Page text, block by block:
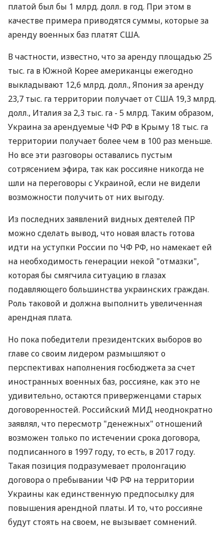
платой был бы 1 млрд. долл. в год. При этом в
качестве примера приводятся суммы, которые за
аренду военных баз платят США.
В частности, известно, что за аренду площадью 25
тыс. га в Южной Корее американцы ежегодно
выкладывают 12,6 млрд. долл., Япония за аренду
23,7 тыс. га территории получает от США 19,3 млрд.
долл., Италия за 2,3 тыс. га - 5 млрд. Таким образом,
Украина за арендуемые ЧФ РФ в Крыму 18 тыс. га
территории получает более чем в 100 раз меньше.
Но все эти разговоры оставались пустым
сотрясением эфира, так как россияне никогда не
шли на переговоры с Украиной, если не видели
возможности получить от них выгоду.
Из последних заявлений видных деятелей ПР
можно сделать вывод, что новая власть готова
идти на уступки России по ЧФ РФ, но намекает ей
на необходимость генерации некой "отмазки",
которая бы смягчила ситуацию в глазах
подавляющего большинства украинских граждан.
Роль таковой и должна выполнить увеличенная
арендная плата.
Но пока победители президентских выборов во
главе со своим лидером размышляют о
перспективах наполнения госбюджета за счет
иностранных военных баз, россияне, как это не
удивительно, остаются приверженцами старых
договоренностей. Российский МИД неоднократно
заявлял, что пересмотр "денежных" отношений
возможен только по истечении срока договора,
подписанного в 1997 году, то есть, в 2017 году.
Такая позиция подразумевает пролонгацию
договора о пребывании ЧФ РФ на территории
Украины как единственную предпосылку для
повышения арендной платы. И то, что россияне
будут стоять на своем, не вызывает сомнений.